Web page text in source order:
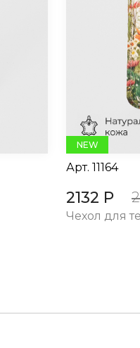
NEW
Арт. 11164
2132 Р
Чехол для